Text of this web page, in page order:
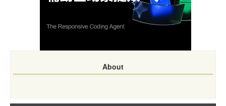
About